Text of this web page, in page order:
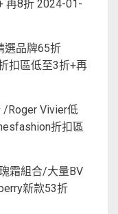
再8折 2024-01-
選品牌65折
扣區低至3折+再
/Roger Vivier低
折扣區
霜組合/大量BV
新款53折